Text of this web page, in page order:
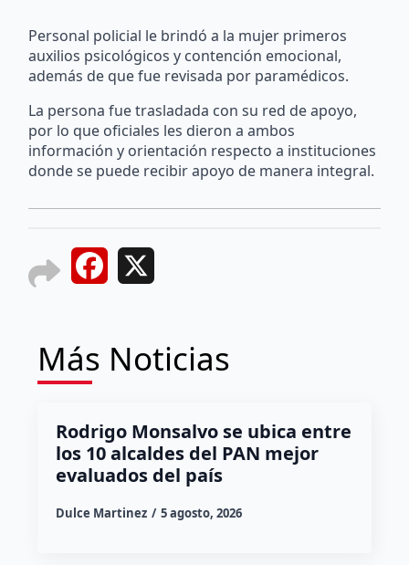
Personal policial le brindó a la mujer primeros
auxilios psicológicos y contención emocional,
además de que fue revisada por paramédicos.
La persona fue trasladada con su red de apoyo,
por lo que oficiales les dieron a ambos
información y orientación respecto a instituciones
donde se puede recibir apoyo de manera integral.
Facebook
Más Noticias
Rodrigo Monsalvo se ubica entre
los 10 alcaldes del PAN mejor
evaluados del país
Dulce Martinez 5 agosto, 2026